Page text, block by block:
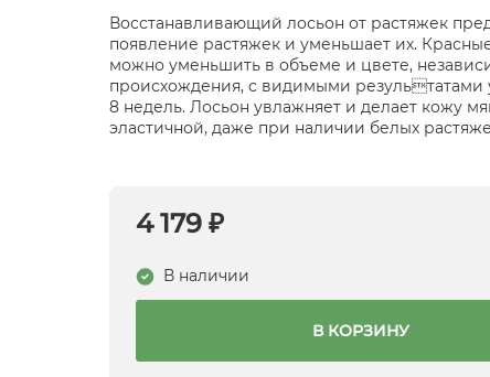
Восстанавливающий лосьон от растяжек
появление растяжек и уменьшает их.
можно уменьшить в объеме и цвете,
происхождения, с видимыми результатами
8 недель. Лосьон увлажняет и делает кожу
эластичной, даже при наличии белых
4 179 ₽
В наличии
В КОРЗИНУ